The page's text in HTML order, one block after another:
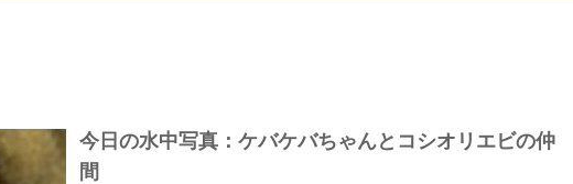
今日の水中写真：ケバケバちゃんとコシオリエビの仲
間